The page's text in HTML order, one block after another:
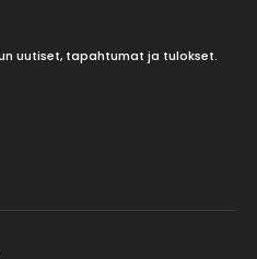
uutiset, tapahtumat ja tulokset.